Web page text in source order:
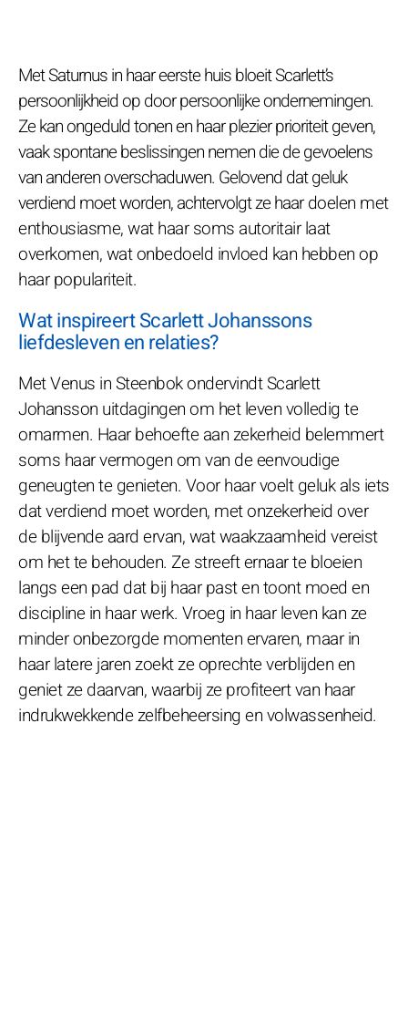
Met Saturnus in haar eerste huis bloeit Scarlett’s
persoonlijkheid op door persoonlijke ondernemingen.
Ze kan ongeduld tonen en haar plezier prioriteit geven,
vaak spontane beslissingen nemen die de gevoelens
van anderen overschaduwen. Gelovend dat geluk
verdiend moet worden, achtervolgt ze haar doelen met
enthousiasme, wat haar soms autoritair laat
overkomen, wat onbedoeld invloed kan hebben op
haar populariteit.
Wat inspireert Scarlett Johanssons
liefdesleven en relaties?
Met Venus in Steenbok ondervindt Scarlett
Johansson uitdagingen om het leven volledig te
omarmen. Haar behoefte aan zekerheid belemmert
soms haar vermogen om van de eenvoudige
geneugten te genieten. Voor haar voelt geluk als iets
dat verdiend moet worden, met onzekerheid over
de blijvende aard ervan, wat waakzaamheid vereist
om het te behouden. Ze streeft ernaar te bloeien
langs een pad dat bij haar past en toont moed en
discipline in haar werk. Vroeg in haar leven kan ze
minder onbezorgde momenten ervaren, maar in
haar latere jaren zoekt ze oprechte verblijden en
geniet ze daarvan, waarbij ze profiteert van haar
indrukwekkende zelfbeheersing en volwassenheid.